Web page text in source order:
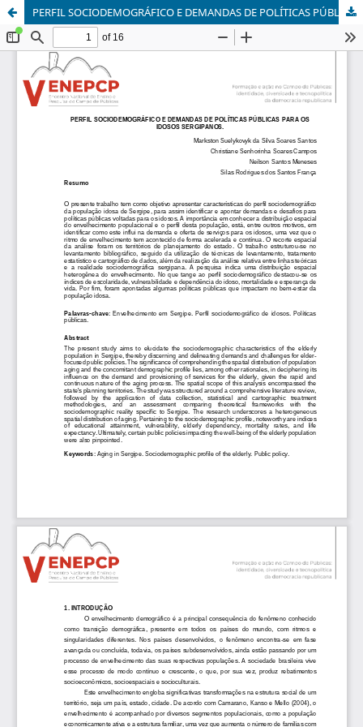
PERFIL SOCIODEMOGRÁFICO E DEMANDAS DE POLÍTICAS PÚBLICAS PARA OS IDOSOS SERGIPANOS.